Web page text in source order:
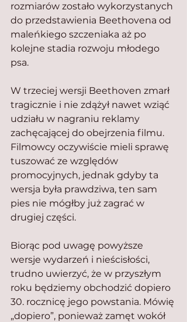
rozmiarów zostało wykorzystanych
do przedstawienia Beethovena od
maleńkiego szczeniaka aż po
kolejne stadia rozwoju młodego
psa.
W trzeciej wersji Beethoven zmarł
tragicznie i nie zdążył nawet wziąć
udziału w nagraniu reklamy
zachęcającej do obejrzenia filmu.
Filmowcy oczywiście mieli sprawę
tuszować ze względów
promocyjnych, jednak gdyby ta
wersja była prawdziwa, ten sam
pies nie mógłby już zagrać w
drugiej części.
Biorąc pod uwagę powyższe
wersje wydarzeń i nieścisłości,
trudno uwierzyć, że w przyszłym
roku będziemy obchodzić dopiero
30. rocznicę jego powstania. Mówię
„dopiero”, ponieważ zamęt wokół